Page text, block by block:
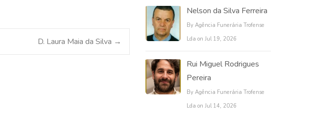
D. Laura Maia da Silva →
Nelson da Silva Ferreira
By Agência Funerária Trofense
Lda on Jul 19, 2026
Rui Miguel Rodrigues
Pereira
By Agência Funerária Trofense
Lda on Jul 14, 2026